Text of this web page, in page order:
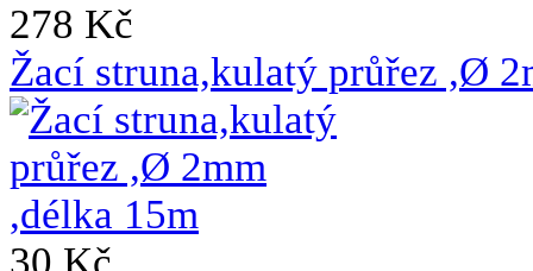
278 Kč
Žací struna,kulatý průřez ,Ø